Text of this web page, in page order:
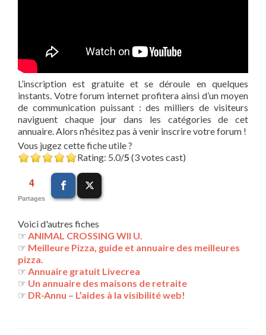
L’inscription est gratuite et se déroule en quelques
instants. Votre forum internet profitera ainsi d’un moyen
de communication puissant : des milliers de visiteurs
naviguent chaque jour dans les catégories de cet
annuaire. Alors n’hésitez pas à venir inscrire votre forum !
Vous jugez cette fiche utile ?
Rating: 5.0/5 (3 votes cast)
4
Partages
Voici d'autres fiches
☞ ANIMAL CROSSING WII U.
☞ Meilleure Pizza, guide et annuaire des meilleures
pizza.
☞ Annuaire gratuit Livecrea
☞ Un annuaire des maisons de retraite
☞ DR-Annu – L’aides à la visibilité web!